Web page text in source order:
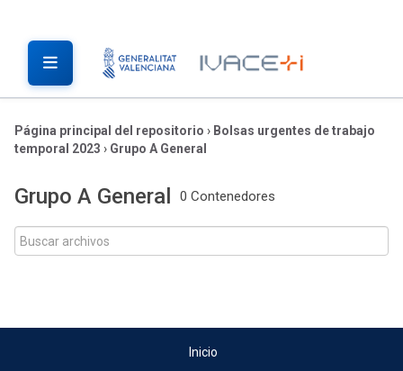
Página principal del repositorio › Bolsas urgentes de trabajo
temporal 2023 › Grupo A General
Grupo A General 0 Contenedores
Inicio